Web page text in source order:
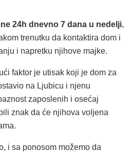
24h dnevno 7 dana u nedelji,
trenutku da kontaktira dom i
i napretku njihove majke.
faktor je utisak koji je dom za
na Ljubicu i njenu
zaposlenih i osećaj
znak da će njihova voljena
i sa ponosom možemo da